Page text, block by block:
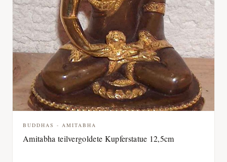
BUDDHAS - AMITABHA
Amitabha teilvergoldete Kupferstatue 12,5cm